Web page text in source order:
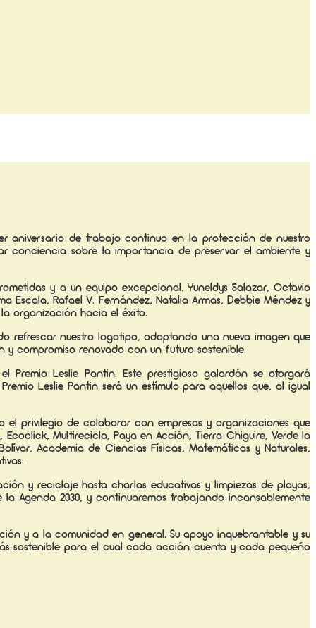
aniversario de trabajo continuo en la protección de nuestro
conciencia sobre la importancia de preservar el ambiente y
y a un equipo excepcional. Yuneldys Salazar, Octavio
Escala, Rafael V. Fernández, Natalia Armas, Debbie Méndez y
organización hacia el éxito.
refrescar nuestro logotipo, adoptando una nueva imagen que
y compromiso renovado con un futuro sostenible.
Premio Leslie Pantin. Este prestigioso galardón se otorgará
Leslie Pantin será un estímulo para aquellos que, al igual
el privilegio de colaborar con empresas y organizaciones que
Ecoclick, Multirecicla, Paya en Acción, Tierra Chiguire, Verde la
Academia de Ciencias Físicas, Matemáticas y Naturales,
y reciclaje hasta charlas educativas y limpiezas de playas,
Agenda 2030, y continuaremos trabajando incansablemente
y a la comunidad en general. Su apoyo inquebrantable y su
sostenible para el cual cada acción cuenta y cada pequeño